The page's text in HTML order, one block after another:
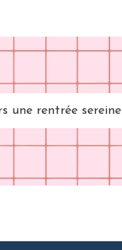
une rentrée sereine